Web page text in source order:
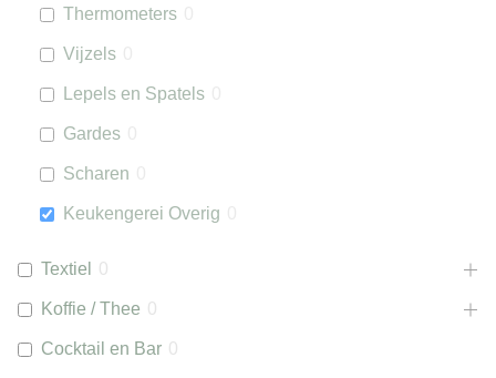
Thermometers
Vijzels
Lepels en Spatels
Gardes
Scharen
Keukengerei Overig
Textiel 0
Koffie / Thee 0
Cocktail en Bar 0